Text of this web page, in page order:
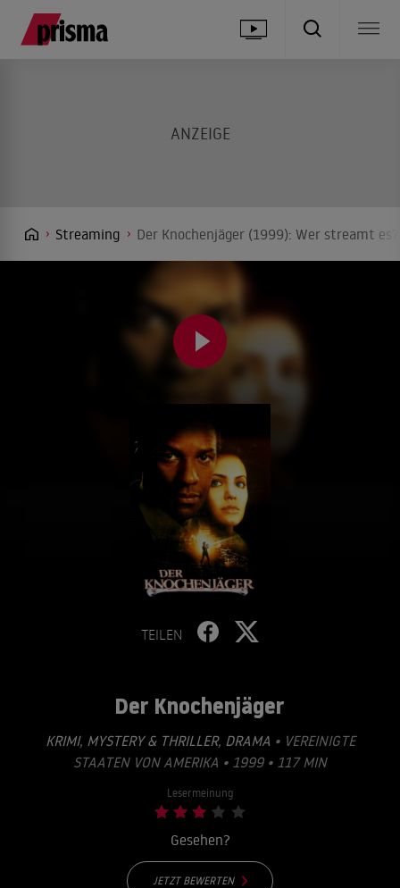
Streaming Der Knochenjäger (1999): Wer streamt
TEILEN
Der Knochenjäger
KRIMI, MYSTERY & THRILLER, DRAMA • VEREINIGTE
STAATEN VON AMERIKA • 1999 • 117 MIN
Lesermeinung
Gesehen?
JETZT BEWERTEN